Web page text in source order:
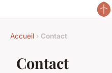
Accueil › Contact
Contact